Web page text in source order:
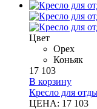
Цвет
Орех
Коньяк
17 103
В корзину
Кресло для
ЦЕНА: 17 103